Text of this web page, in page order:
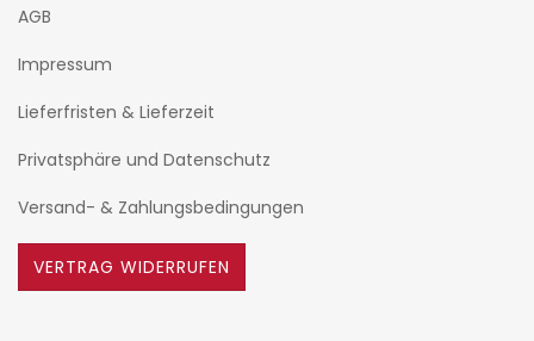
AGB
Impressum
Lieferfristen & Lieferzeit
Privatsphäre und Datenschutz
Versand- & Zahlungsbedingungen
VERTRAG WIDERRUFEN